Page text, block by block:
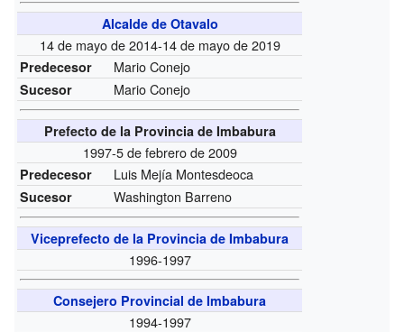
Alcalde de Otavalo
14 de mayo de 2014-14 de mayo de 2019
Predecesor Mario Conejo
Sucesor Mario Conejo
Prefecto de la Provincia de Imbabura
1997-5 de febrero de 2009
Predecesor Luis Mejía Montesdeoca
Sucesor Washington Barreno
Viceprefecto de la Provincia de Imbabura
1996-1997
Consejero Provincial de Imbabura
1994-1997